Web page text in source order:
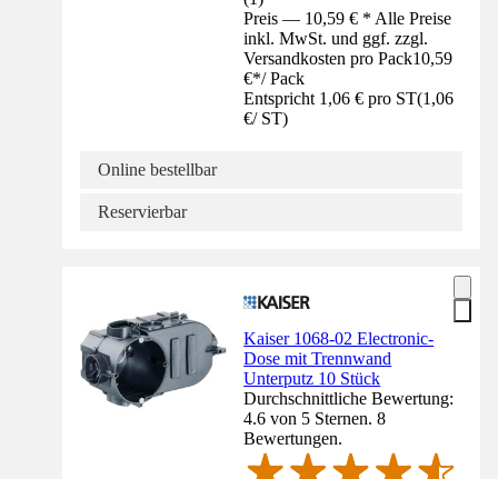
Preis — 10,59 € * Alle Preise
inkl. MwSt. und ggf. zzgl.
Versandkosten pro Pack10,59
€*/ Pack
Entspricht 1,06 € pro ST(1,06
€/ ST)
Online bestellbar
Reservierbar
Kaiser 1068-02 Electronic-
Dose mit Trennwand
Unterputz 10 Stück
Durchschnittliche Bewertung:
4.6 von 5 Sternen. 8
Bewertungen.